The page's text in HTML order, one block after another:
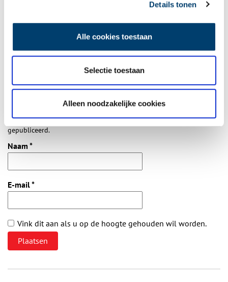
Details tonen
Alle cookies toestaan
Selectie toestaan
Alleen noodzakelijke cookies
Aanvullingen
Vul deze informatie aan of geef een reactie.
Vereiste velden zijn gemarkeerd met *. Het e-mailadres wordt niet
gepubliceerd.
Naam *
E-mail*
Vink dit aan als u op de hoogte gehouden wil worden.